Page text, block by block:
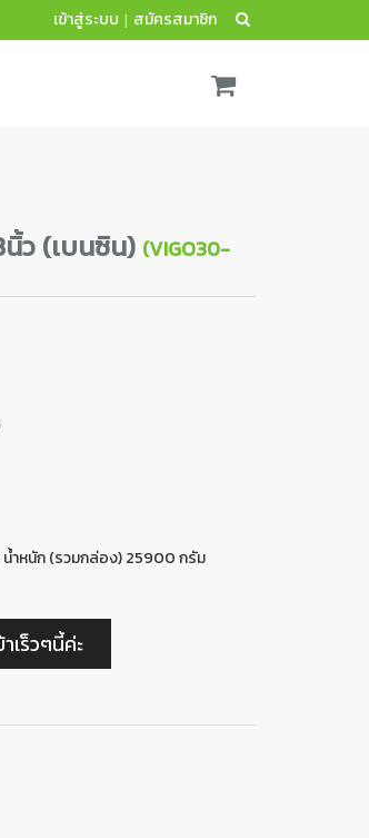
เข้าสู่ระบบ | สมัครสมาชิก
ว (เบนซิน) (VIGO30-
น้ำหนัก (รวมกล่อง) 25900 กรัม
เร็วๆนี้ค่ะ